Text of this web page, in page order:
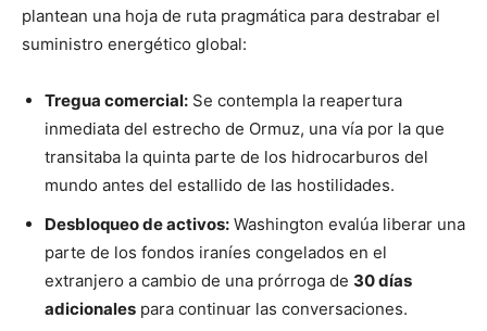
plantean una hoja de ruta pragmática para destrabar el
suministro energético global:
Tregua comercial: Se contempla la reapertura
inmediata del estrecho de Ormuz, una vía por la que
transitaba la quinta parte de los hidrocarburos del
mundo antes del estallido de las hostilidades.
Desbloqueo de activos: Washington evalúa liberar una
parte de los fondos iraníes congelados en el
extranjero a cambio de una prórroga de 30 días
adicionales para continuar las conversaciones.